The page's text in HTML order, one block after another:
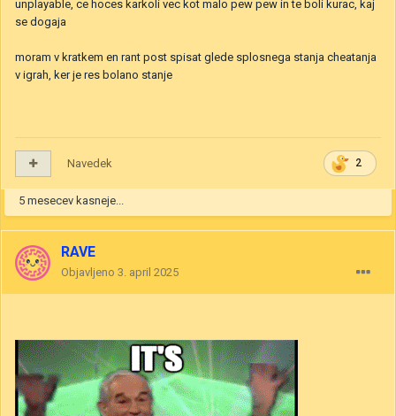
unplayable, ce hoces karkoli vec kot malo pew pew in te boli kurac, kaj
se dogaja
moram v kratkem en rant post spisat glede splosnega stanja cheatanja
v igrah, ker je res bolano stanje
2
Navedek
5 mesecev kasneje...
RAVE
Objavljeno 3. april 2025